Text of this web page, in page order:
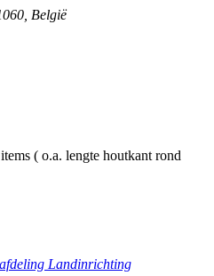
België
( o.a. lengte houtkant rond
Landinrichting